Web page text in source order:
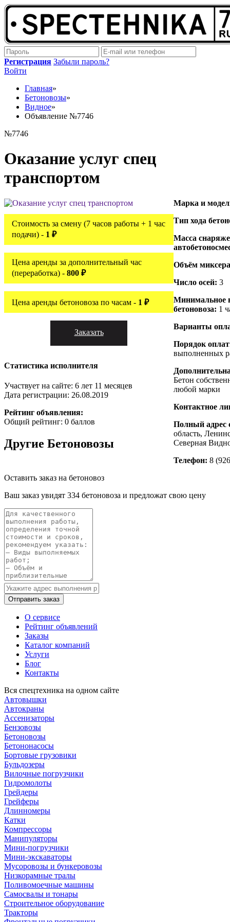
Регистрация Забыли пароль?
Войти
Главная»
Бетоновозы»
Видное»
Объявление №7746
№7746
Оказание услуг спец
транспортом
Стоимость за смену (7 часов работы + 1 час
подачи) - 1 ₽
Цена аренды за дополнительный час
(переработка) - 800 ₽
Цена аренды бетоновоза по часам - 1 ₽
Заказать
Статистика исполнителя
Участвует на сайте: 6 лет 11 месяцев
Дата регистрации: 26.08.2019
Рейтинг объявления:
Общий рейтинг: 0 баллов
Другие Бетоновозы
Марка и
Тип хода
Масса
Объём
Число осей: 3
Минимальное
бетоновоза: 1
Варианты
Порядок
выполненных
Бетон
любой марки
Контактное
Полный адрес
область,
Северная
Телефон: 8
Оставить заказ на бетоновоз
Ваш заказ увидят 334 бетоновоза и предложат свою цену
О сервисе
Рейтинг объявлений
Заказы
Каталог компаний
Услуги
Блог
Контакты
Вся спецтехника на одном сайте
Автовышки
Автокраны
Ассенизаторы
Бензовозы
Бетоновозы
Бетононасосы
Бортовые грузовики
Бульдозеры
Вилочные погрузчики
Гидромолоты
Грейдеры
Грейферы
Длинномеры
Катки
Компрессоры
Манипуляторы
Мини-погрузчики
Мини-экскаваторы
Мусоровозы и бункеровозы
Низкорамные тралы
Поливомоечные машины
Самосвалы и тонары
Строительное оборудование
Тракторы